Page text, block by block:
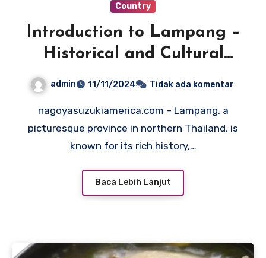
Country
Introduction to Lampang –
Historical and Cultural
admin 11/11/2024 Tidak ada komentar
nagoyasuzukiamerica.com – Lampang, a
picturesque province in northern Thailand, is
known for its rich history,…
Baca Lebih Lanjut